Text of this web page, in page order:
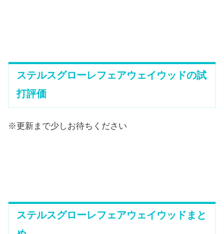
ステルスグローレフェアウェイウッドの試
打評価
※更新まで少しお待ちください
ステルスグローレフェアウェイウッドまと